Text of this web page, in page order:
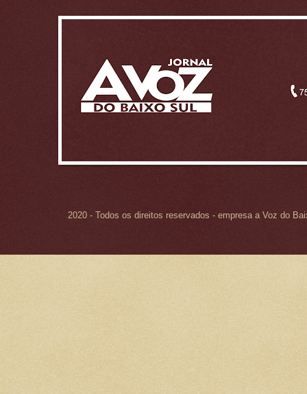
2020 - Todos os direitos reservados - empresa a Voz do